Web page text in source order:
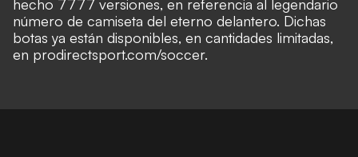
hecho 7777 versiones, en referencia al legendario
número de camiseta del eterno delantero. Dichas
botas ya están disponibles, en cantidades limitadas,
en prodirectsport.com/soccer.